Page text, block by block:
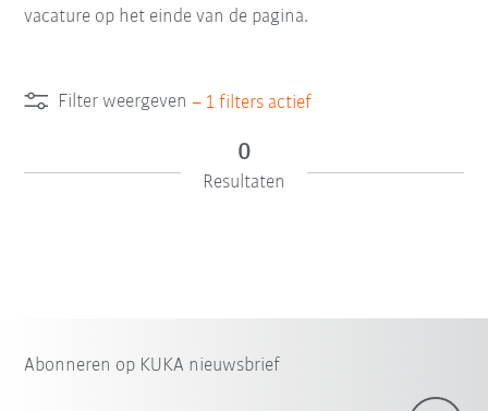
vacature op het einde van de pagina.
Filter weergeven – 1 filters actief
0
Resultaten
Abonneren op KUKA nieuwsbrief